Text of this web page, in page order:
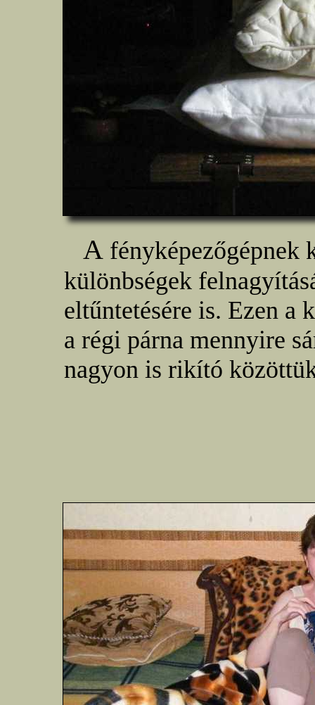
A fényképezőgépnek
különbségek
eltűntetésére is. Ezen a
a régi párna mennyire
nagyon is rikító